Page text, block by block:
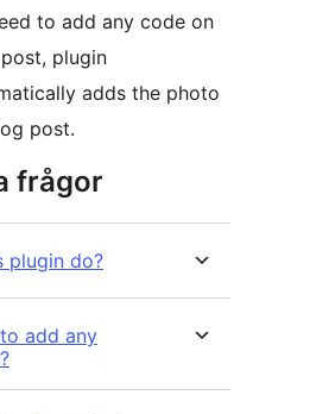
to add any code on
plugin
adds the photo
post.
frågor
plugin do?
add any